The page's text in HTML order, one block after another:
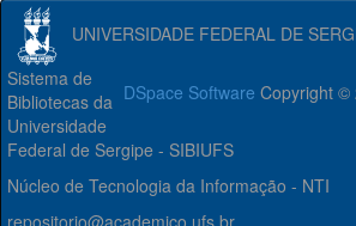
UNIVERSIDADE FEDERAL DE
DSpace Software Copyright ©
Sistema de
Bibliotecas da
Universidade
Federal de Sergipe - SIBIUFS
Núcleo de Tecnologia da Informação - NTI
repositorio@academico.ufs.br